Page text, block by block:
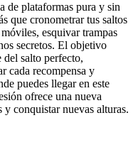
de plataformas pura y sin
que cronometrar tus saltos
esquivar trampas
secretos. El objetivo
salto perfecto,
cada recompensa y
puedes llegar en este
ofrece una nueva
conquistar nuevas alturas.